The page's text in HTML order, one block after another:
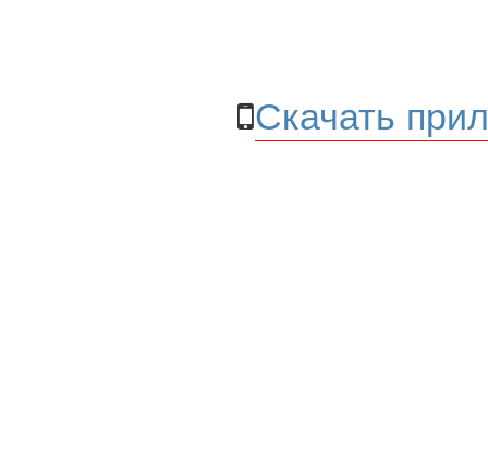
Скачать